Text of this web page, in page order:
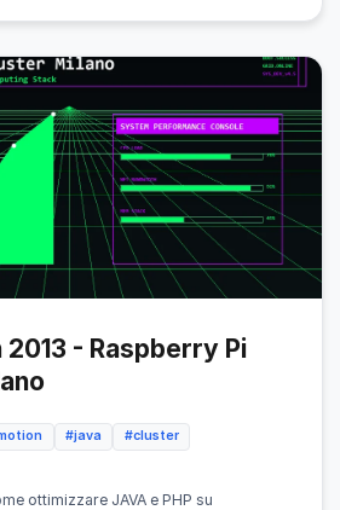
- Raspberry Pi
#java
#cluster
ottimizzare JAVA e PHP su